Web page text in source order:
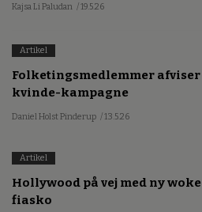
Kajsa Li Paludan / 19.5.26
Artikel
Folketingsmedlemmer afviser
kvinde-kampagne
Daniel Holst Pinderup / 13.5.26
Artikel
Hollywood på vej med ny woke
fiasko